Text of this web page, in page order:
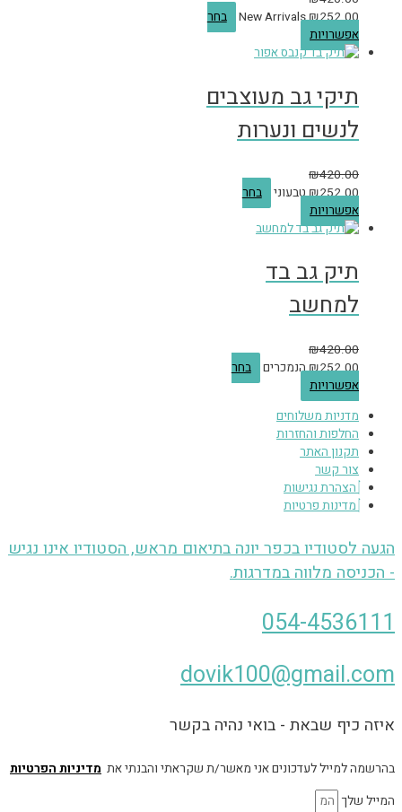
₪252.00
New Arrivals
בחר
אפשרויות
תיקי גב מעוצבים
לנשים ונערות
₪420.00
₪252.00 טבעוני
בחר
אפשרויות
תיק גב בד
למחשב
₪420.00
₪252.00 הנמכרים
בחר
אפשרויות
מדניות משלוחים
החלפות והחזרות
תקנון האתר
צור קשר
הצהרת נגישות
מדינות פרטיות
הגעה לסטודיו בכפר יונה בתיאום מראש, הסטודיו אינו נגיש
- הכניסה מלווה במדרגות.
054-4536111
dovik100@gmail.com
איזה כיף שבאת - בואי נהיה בקשר
בהרשמה למייל לעדכונים אני מאשר/ת שקראתי והבנתי את מדיניות הפרטיות
המייל שלך